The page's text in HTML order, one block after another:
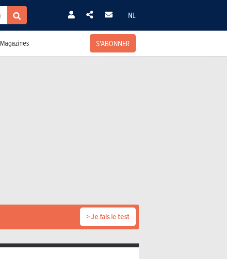
NL
Magazines S'ABONNER
> Je fais le test